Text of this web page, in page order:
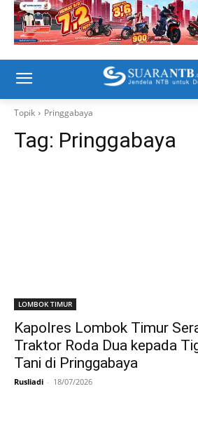
Topik Pringgabaya
Tag: Pringgabaya
LOMBOK TIMUR
Kapolres Lombok Timur
Traktor Roda Dua kepada
Tani di Pringgabaya
Rusliadi - 18/07/2026